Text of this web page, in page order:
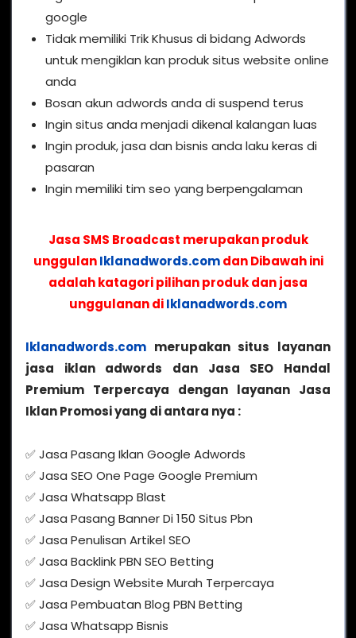
google
Tidak memiliki Trik Khusus di bidang Adwords
untuk mengiklan kan produk situs website online
anda
Bosan akun adwords anda di suspend terus
Ingin situs anda menjadi dikenal kalangan luas
Ingin produk, jasa dan bisnis anda laku keras di
pasaran
Ingin memiliki tim seo yang berpengalaman
Jasa SMS Broadcast merupakan produk
unggulanIklanadwords.comdan Dibawah ini
adalah katagori pilihan produk dan jasa
unggulanan diIklanadwords.com
Iklanadwords.com merupakan situs layanan
jasa iklan adwords dan Jasa SEO Handal
Premium Terpercaya dengan layanan Jasa
Iklan Promosi yang di antara nya :
✅ Jasa Pasang Iklan Google Adwords
✅ Jasa SEO One Page Google Premium
✅ Jasa Whatsapp Blast
✅ Jasa Pasang Banner Di 150 Situs Pbn
✅ Jasa Penulisan Artikel SEO
✅ Jasa Backlink PBN SEO Betting
✅ Jasa Design Website Murah Terpercaya
✅ Jasa Pembuatan Blog PBN Betting
✅ Jasa Whatsapp Bisnis